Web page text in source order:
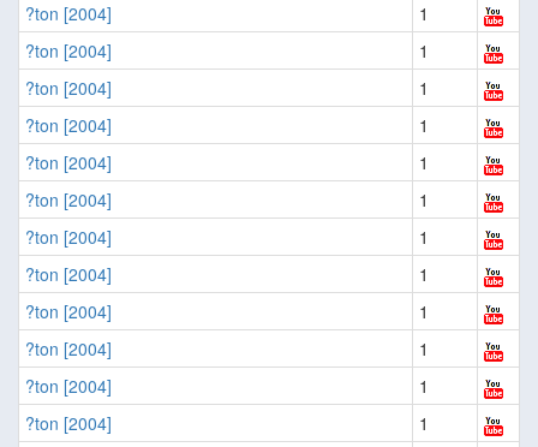
?ton [2004]
1
?ton [2004]
1
?ton [2004]
1
?ton [2004]
1
?ton [2004]
1
?ton [2004]
1
?ton [2004]
1
?ton [2004]
1
?ton [2004]
1
?ton [2004]
1
?ton [2004]
1
?ton [2004]
1